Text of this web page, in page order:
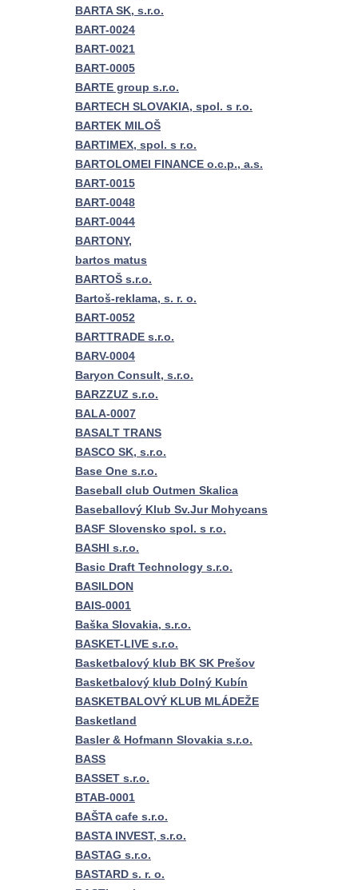
BARTA SK, s.r.o.
BART-0024
BART-0021
BART-0005
BARTE group s.r.o.
BARTECH SLOVAKIA, spol. s r.o.
BARTEK MILOŠ
BARTIMEX, spol. s r.o.
BARTOLOMEI FINANCE o.c.p., a.s.
BART-0015
BART-0048
BART-0044
BARTONY,
bartos matus
BARTOŠ s.r.o.
Bartoš-reklama, s. r. o.
BART-0052
BARTTRADE s.r.o.
BARV-0004
Baryon Consult, s.r.o.
BARZZUZ s.r.o.
BALA-0007
BASALT TRANS
BASCO SK, s.r.o.
Base One s.r.o.
Baseball club Outmen Skalica
Baseballový Klub Sv.Jur Mohycans
BASF Slovensko spol. s r.o.
BASHI s.r.o.
Basic Draft Technology s.r.o.
BASILDON
BAIS-0001
Baška Slovakia, s.r.o.
BASKET-LIVE s.r.o.
Basketbalový klub BK SK Prešov
Basketbalový klub Dolný Kubín
BASKETBALOVÝ KLUB MLÁDEŽE
Basketland
Basler & Hofmann Slovakia s.r.o.
BASS
BASSET s.r.o.
BTAB-0001
BAŠTA cafe s.r.o.
BASTA INVEST, s.r.o.
BASTAG s.r.o.
BASTARD s. r. o.